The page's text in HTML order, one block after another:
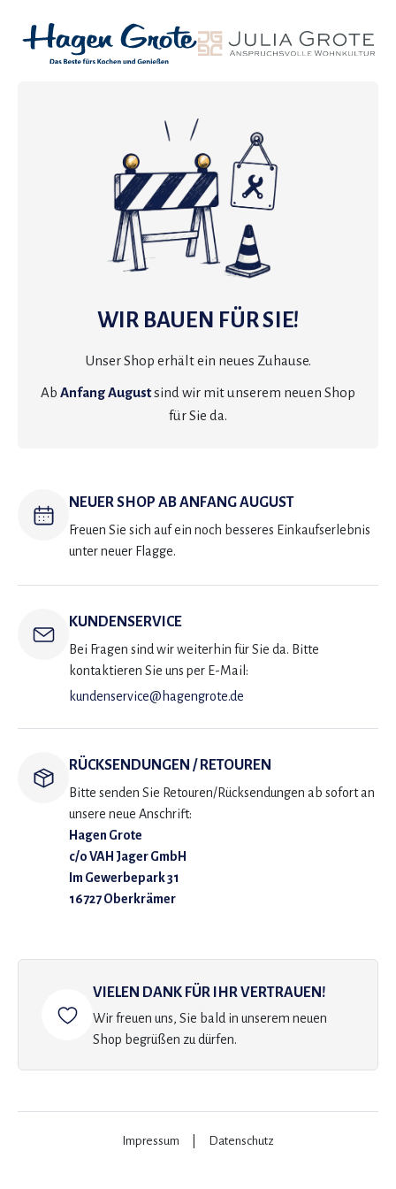
WIR BAUEN FÜR SIE!
Unser Shop erhält ein neues Zuhause.
Ab Anfang Augustsind wir mit unserem neuen Shop
für Sie da.
NEUER SHOP AB ANFANG AUGUST
Freuen Sie sich auf ein noch besseres Einkaufserlebnis
unter neuer Flagge.
KUNDENSERVICE
Bei Fragen sind wir weiterhin für Sie da. Bitte
kontaktieren Sie uns per E-Mail:
kundenservice@hagengrote.de
RÜCKSENDUNGEN / RETOUREN
Bitte senden Sie Retouren/Rücksendungen ab sofort an
unsere neue Anschrift:
Hagen Grote
c/o VAH Jager GmbH
Im Gewerbepark 31
16727 Oberkrämer
VIELEN DANK FÜR IHR VERTRAUEN!
Wir freuen uns, Sie bald in unserem neuen
Shop begrüßen zu dürfen.
Impressum Datenschutz